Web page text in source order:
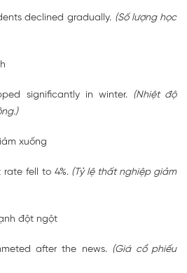
declined gradually. (Số lượng học
significantly in winter. (Nhiệt độ
xuống
rate fell to 4%. (Tỷ lệ thất nghiệp giảm
đột ngột
after the news. (Giá cổ phiếu